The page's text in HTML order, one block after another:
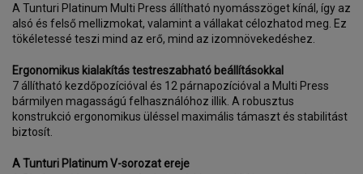
A Tunturi Platinum Multi Press állítható nyomásszöget kínál, így az
alsó és felső mellizmokat, valamint a vállakat célozhatod meg. Ez
tökéletessé teszi mind az erő, mind az izomnövekedéshez.
Ergonomikus kialakítás testreszabható beállításokkal
7 állítható kezdőpozícióval és 12 párnapozícióval a Multi Press
bármilyen magasságú felhasználóhoz illik. A robusztus
konstrukció ergonomikus üléssel maximális támaszt és stabilitást
biztosít.
A Tunturi Platinum V-sorozat ereje